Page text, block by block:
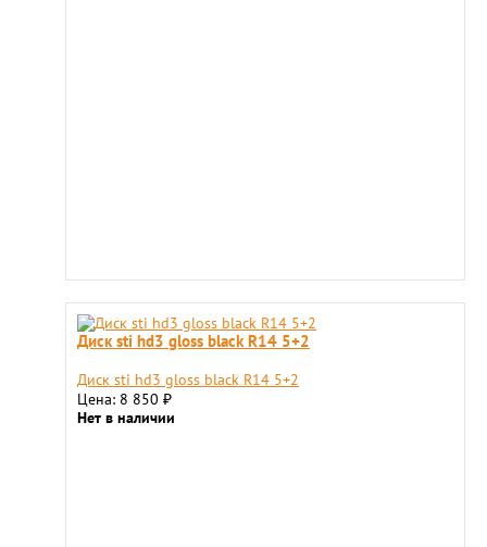
Диск sti hd3 gloss black R14 5+2
Диск sti hd3 gloss black R14 5+2
Цена: 8 850 ₽
Нет в наличии